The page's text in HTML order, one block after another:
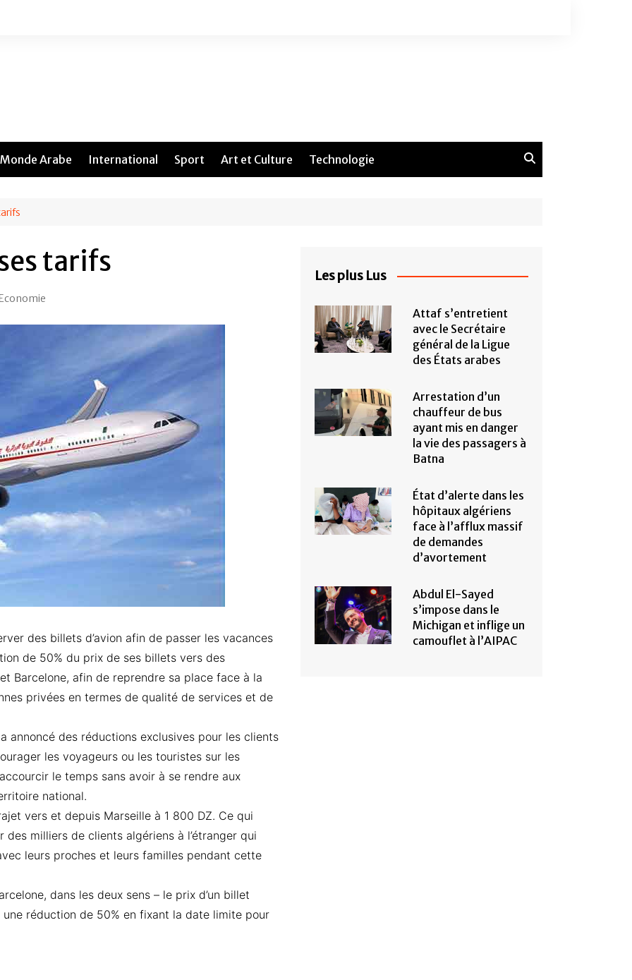
Monde Arabe International Sport Art et Culture Technologie
tarifs
des billets d’avion afin de passer les vacances
de 50% du prix de ses billets vers des
Barcelone, afin de reprendre sa place face à la
privées en termes de qualité de services et de
annoncé des réductions exclusives pour les clients
les voyageurs ou les touristes sur les
le temps sans avoir à se rendre aux
national.
vers et depuis Marseille à 1 800 DZ. Ce qui
milliers de clients algériens à l’étranger qui
leurs proches et leurs familles pendant cette
dans les deux sens – le prix d’un billet
réduction de 50% en fixant la date limite pour
Les plus Lus
Attaf s’entretient
avec le Secrétaire
général de la Ligue
des États arabes
Arrestation d’un
chauffeur de bus
ayant mis en danger
la vie des passagers à
Batna
État d’alerte dans les
hôpitaux algériens
face à l’afflux massif
de demandes
d’avortement
Abdul El-Sayed
s’impose dans le
Michigan et inflige un
camouflet à l’AIPAC